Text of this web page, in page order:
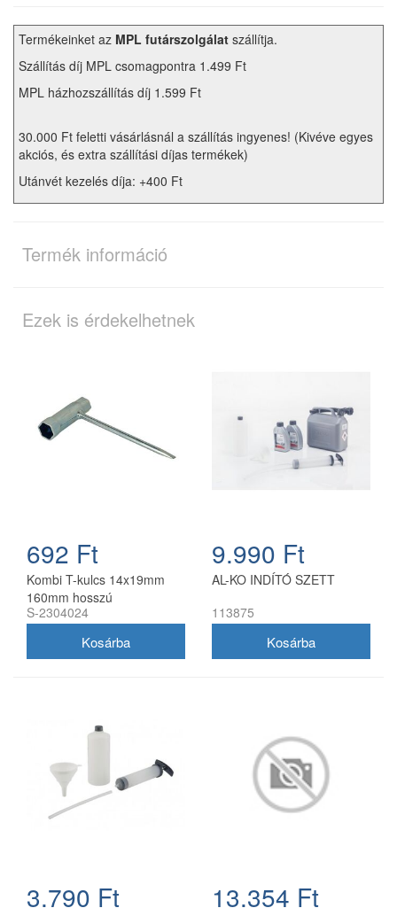
Termékeinket az MPL futárszolgálat szállítja.
Szállítás díj MPL csomagpontra 1.499 Ft
MPL házhozszállítás díj 1.599 Ft
30.000 Ft feletti vásárlásnál a szállítás ingyenes! (Kivéve egyes
akciós, és extra szállítási díjas termékek)
Utánvét kezelés díja: +400 Ft
Termék információ
Ezek is érdekelhetnek
692 Ft
Kombi T-kulcs 14x19mm
160mm hosszú
S-2304024
9.990 Ft
AL-KO INDÍTÓ SZETT
113875
3.790 Ft 13.354 Ft